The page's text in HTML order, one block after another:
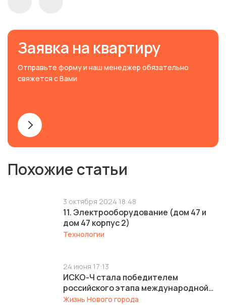
Заявка на квартиру
Отправьте форму и наш менеджер обязательно
свяжется с Вами
Похожие статьи
3 октября 2024 18:48
11. Электрооборудование (дом 47 и
дом 47 корпус 2)
Технологии
24 июня 17:13
ИСКО-Ч стала победителем
российского этапа международной
архитектурной премии REPA 2026
Жизнь Нового города